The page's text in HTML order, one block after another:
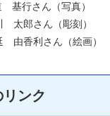
さん（写真）
郎さん（彫刻）
香利さん（絵画）
ンク